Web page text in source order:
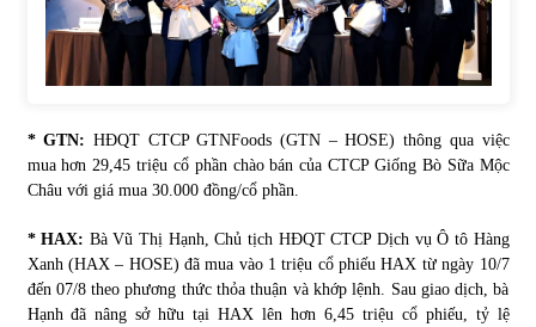
Tiền gửi vào ngân hàng tiếp tục tăng mạnh
31/05/2022
Vietcombank và Eximbank
31/05/2022
Chứng khoán ngày 30/5/2022: Top 10 cổ phiếu nổi bật
31/05/2022
* GTN: HĐQT CTCP GTNFoods (GTN – HOSE) thông qua việc
mua hơn 29,45 triệu cổ phần chào bán của CTCP Giống Bò Sữa Mộc
Châu với giá mua 30.000 đồng/cổ phần.
* HAX: Bà Vũ Thị Hạnh, Chủ tịch HĐQT CTCP Dịch vụ Ô tô Hàng
Xanh (HAX – HOSE) đã mua vào 1 triệu cổ phiếu HAX từ ngày 10/7
đến 07/8 theo phương thức thỏa thuận và khớp lệnh. Sau giao dịch, bà
Hạnh đã nâng sở hữu tại HAX lên hơn 6,45 triệu cổ phiếu, tỷ lệ